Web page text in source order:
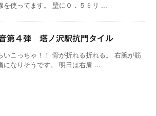
を使ってます。 壁に０．５ミリ ...
第４弾 塔ノ沢駅抗門タイル
いこっちゃ！！ 骨が折れる折れる。 右腕が筋
になりそうです。 明日は右肩 ...